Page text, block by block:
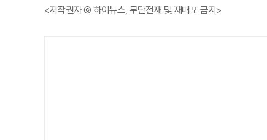
<저작권자 © 하이뉴스, 무단전재 및 재배포 금지>